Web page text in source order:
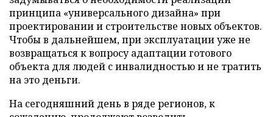
принципа «универсального дизайна» при
проектировании и строительстве новых объектов.
Чтобы в дальнейшем, при эксплуатации уже не
возвращаться к вопросу адаптации готового
объекта для людей с инвалидностью и не тратить
на это деньги.
На сегодняшний день в ряде регионов, к